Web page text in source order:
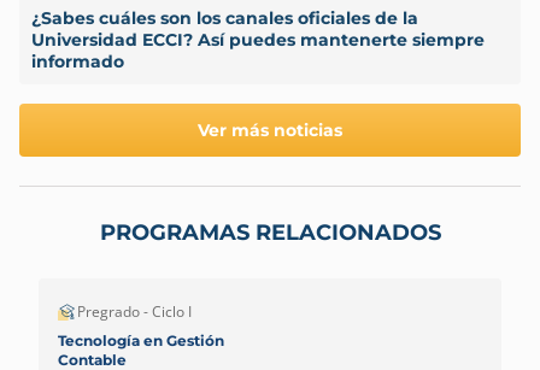
¿Sabes cuáles son los canales oficiales de la
Universidad ECCI? Así puedes mantenerte siempre
informado
Ver más noticias
PROGRAMAS RELACIONADOS
Pregrado - Ciclo I
Tecnología en Gestión
Contable